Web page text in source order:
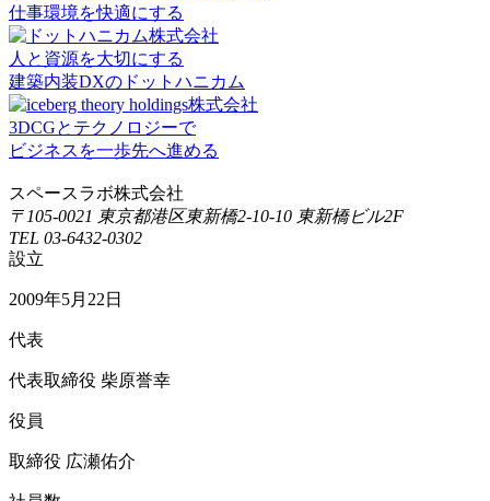
仕事環境を快適にする
人と資源を大切にする
建築内装DXのドットハニカム
3DCGとテクノロジーで
ビジネスを一歩先へ進める
スペースラボ株式会社
〒105-0021 東京都港区東新橋2-10-10 東新橋ビル2F
TEL 03-6432-0302
設立
2009年5月22日
代表
代表取締役 柴原誉幸
役員
取締役 広瀬佑介